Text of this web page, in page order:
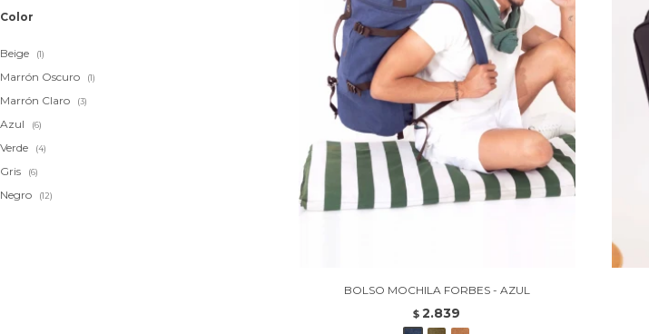
BOLSO MOCHILA FORBES - AZUL
$ 2.839
Color
Beige (1)
Marrón Oscuro (1)
Marrón Claro (3)
Azul (6)
Verde (4)
Gris (6)
Negro (12)